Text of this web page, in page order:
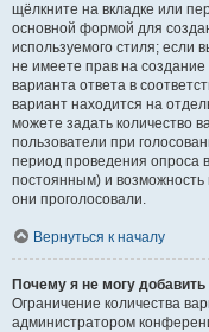
щёлкните на вкладке или
основной формой для
используемого стиля; если
не имеете прав на
варианта ответа в
вариант находится на
можете задать количество
пользователи при
период проведения опроса
постоянным) и возможность
они проголосовали.
Вернуться к началу
Почему я не могу
Ограничение количества
администратором